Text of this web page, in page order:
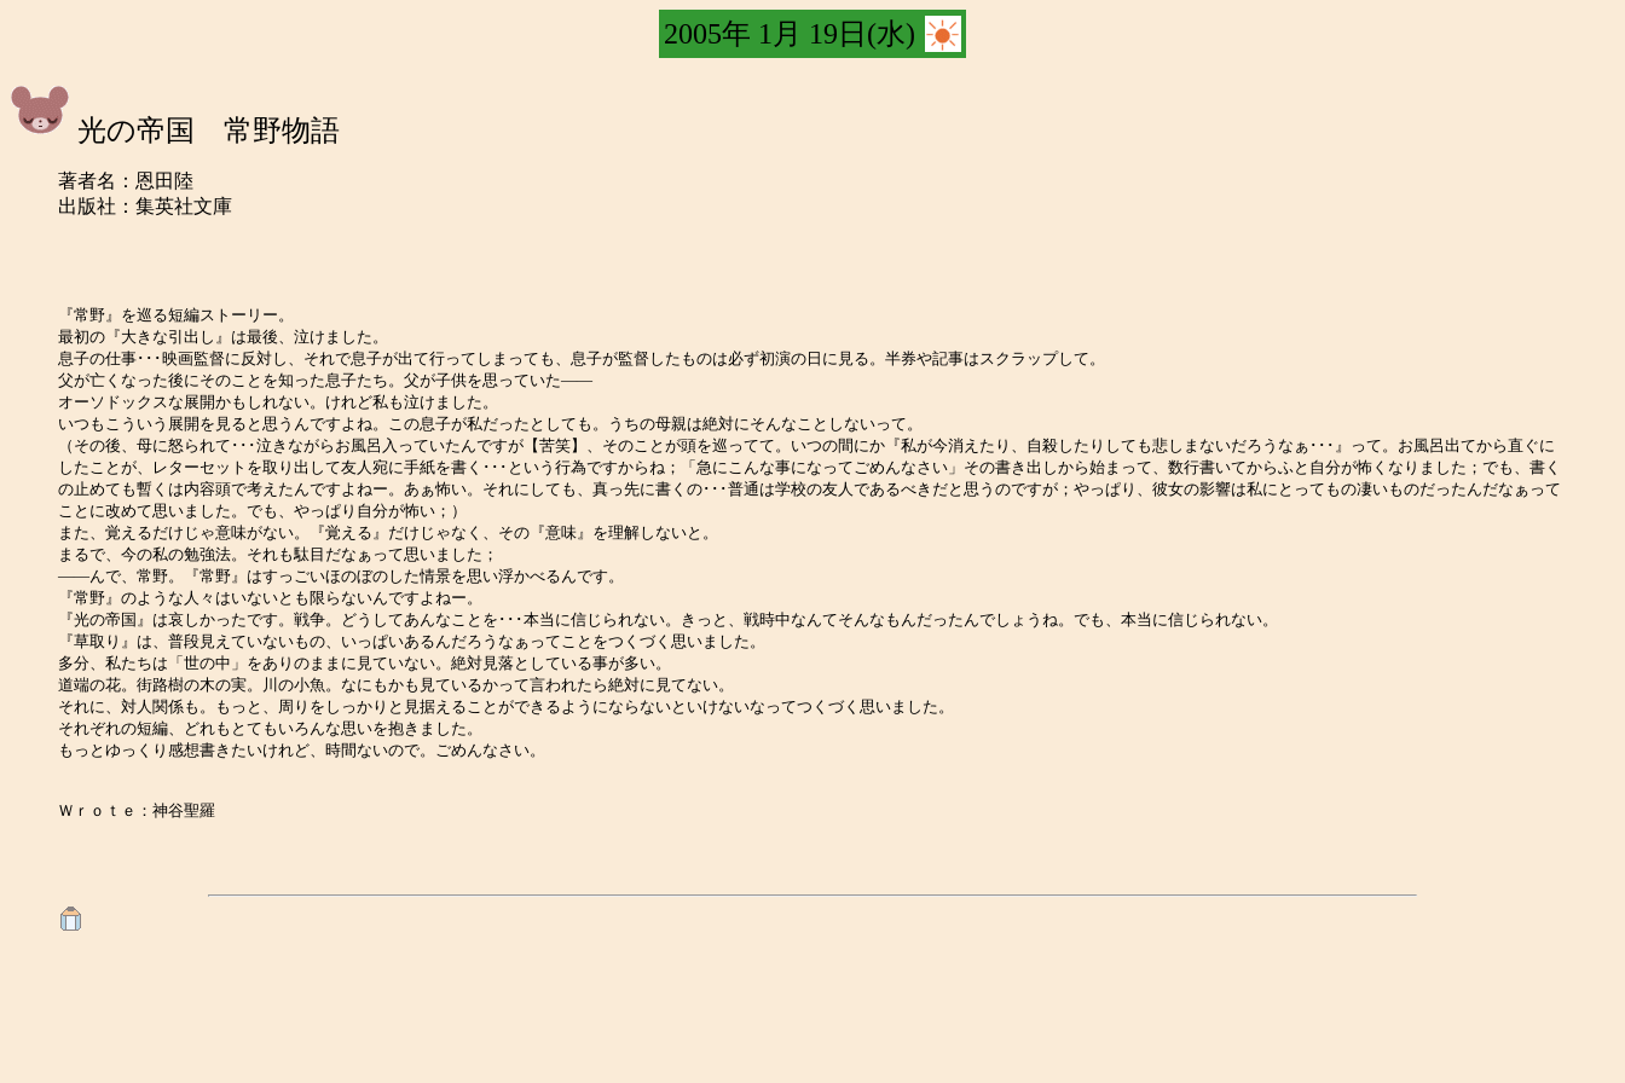
2005年 1月 19日(水)
光の帝国 常野物語
著者名：恩田陸
出版社：集英社文庫
『常野』を巡る短編ストーリー。
最初の『大きな引出し』は最後、泣けました。
息子の仕事･･･映画監督に反対し、それで息子が出て行ってしまっても、息子が監督したものは必ず初演の日に見る。半券や記事はスクラップして。
父が亡くなった後にそのことを知った息子たち。父が子供を思っていた――
オーソドックスな展開かもしれない。けれど私も泣けました。
いつもこういう展開を見ると思うんですよね。この息子が私だったとしても。うちの母親は絶対にそんなことしないって。
（その後、母に怒られて･･･泣きながらお風呂入っていたんですが【苦笑】、そのことが頭を巡ってて。いつの間にか『私が今消えたり、自殺したりしても悲しまないだろうなぁ･･･』って。お風呂出てから直ぐに
したことが、レターセットを取り出して友人宛に手紙を書く･･･という行為ですからね；「急にこんな事になってごめんなさい」その書き出しから始まって、数行書いてからふと自分が怖くなりました；でも、書く
の止めても暫くは内容頭で考えたんですよねー。あぁ怖い。それにしても、真っ先に書くの･･･普通は学校の友人であるべきだと思うのですが；やっぱり、彼女の影響は私にとってもの凄いものだったんだなぁって
ことに改めて思いました。でも、やっぱり自分が怖い；）
また、覚えるだけじゃ意味がない。『覚える』だけじゃなく、その『意味』を理解しないと。
まるで、今の私の勉強法。それも駄目だなぁって思いました；
――んで、常野。『常野』はすっごいほのぼのした情景を思い浮かべるんです。
『常野』のような人々はいないとも限らないんですよねー。
『光の帝国』は哀しかったです。戦争。どうしてあんなことを･･･本当に信じられない。きっと、戦時中なんてそんなもんだったんでしょうね。でも、本当に信じられない。
『草取り』は、普段見えていないもの、いっぱいあるんだろうなぁってことをつくづく思いました。
多分、私たちは「世の中」をありのままに見ていない。絶対見落としている事が多い。
道端の花。街路樹の木の実。川の小魚。なにもかも見ているかって言われたら絶対に見てない。
それに、対人関係も。もっと、周りをしっかりと見据えることができるようにならないといけないなってつくづく思いました。
それぞれの短編、どれもとてもいろんな思いを抱きました。
もっとゆっくり感想書きたいけれど、時間ないので。ごめんなさい。
Ｗｒｏｔｅ：神谷聖羅